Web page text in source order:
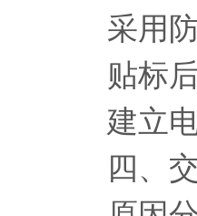
采用防
贴标后
建立电
四、交